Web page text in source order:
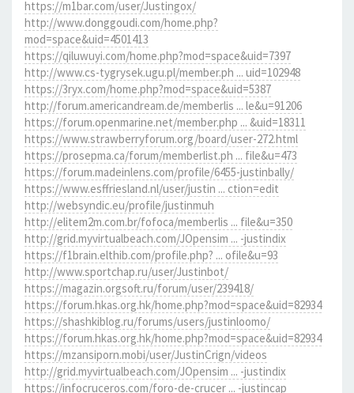
https://m1bar.com/user/Justingox/
http://www.donggoudi.com/home.php?
mod=space&uid=4501413
https://qiluwuyi.com/home.php?mod=space&uid=7397
http://www.cs-tygrysek.ugu.pl/member.ph ... uid=102948
https://3ryx.com/home.php?mod=space&uid=5387
http://forum.americandream.de/memberlis ... le&u=91206
https://forum.openmarine.net/member.php ... &uid=18311
https://www.strawberryforum.org/board/user-272.html
https://prosepma.ca/forum/memberlist.ph ... file&u=473
https://forum.madeinlens.com/profile/6455-justinbally/
https://www.esffriesland.nl/user/justin ... ction=edit
http://websyndic.eu/profile/justinmuh
http://elitem2m.com.br/fofoca/memberlis ... file&u=350
http://grid.myvirtualbeach.com/JOpensim ... -justindix
https://f1brain.elthib.com/profile.php? ... ofile&u=93
http://www.sportchap.ru/user/Justinbot/
https://magazin.orgsoft.ru/forum/user/239418/
https://forum.hkas.org.hk/home.php?mod=space&uid=82934
https://shashkiblog.ru/forums/users/justinloomo/
https://forum.hkas.org.hk/home.php?mod=space&uid=82934
https://mzansiporn.mobi/user/JustinCrign/videos
http://grid.myvirtualbeach.com/JOpensim ... -justindix
https://infocruceros.com/foro-de-crucer ... -justincap